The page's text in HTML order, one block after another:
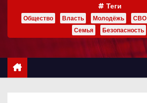
ж
Теги
Общество Власть Молодёжь СВО
Семья
Безопасность